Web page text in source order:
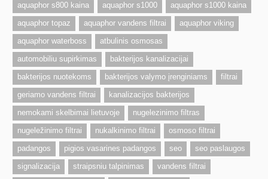
aquaphor s800 kaina
aquaphor s1000
aquaphor s1000 kaina
aquaphor topaz
aquaphor vandens filtrai
aquaphor viking
aquaphor waterboss
atbulinis osmosas
automobiliu supirkimas
bakterijos kanalizacijai
bakterijos nuotekoms
bakterijos valymo įrenginiams
filtrai
geriamo vandens filtrai
kanalizacijos bakterijos
nemokami skelbimai lietuvoje
nugelezinimo filtras
nugeležinimo filtrai
nukalkinimo filtrai
osmoso filtrai
padangos
pigios vasarines padangos seo
seo paslaugos
signalizacija
straipsniu talpinimas vandens filtrai